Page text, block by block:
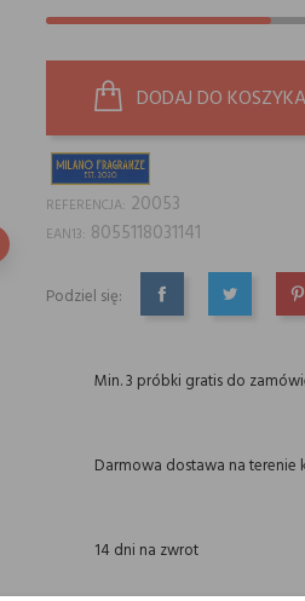
DODAJ DO KOSZYKA
REFERENCJA: 20053
EAN13: 8055118031141
Podziel się:
UDOSTĘPNIJTWEETUJ
Min. 3 próbki gratis do
Darmowa dostawa na terenie
14 dni na zwrot